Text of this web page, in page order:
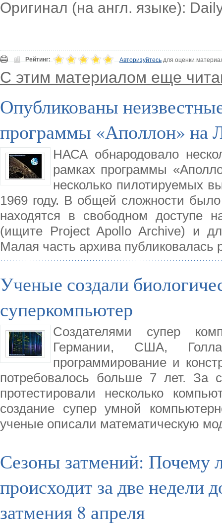
Оригинал (на англ. языке):
Рейтинг: Авторизуйтесьдля оценки
С этим материалом еще
Опубликованы
программы «Аполлон» на
НАСА обнародовало
рамках программы
несколько пилотируемых
1969 году. В общей сложности
находятся в свободном доступе
(ищите Project Apollo Archive) и
Малая часть архива публиковалась
Ученые создали
суперкомпьютер
Создателями супер
Германии, США,
программирование и
потребовалось больше 7 лет. За
протестировали несколько
создание супер умной
ученые описали математическую
Сезоны затмений: Почему
происходит за две недели
затмения 8 апреля